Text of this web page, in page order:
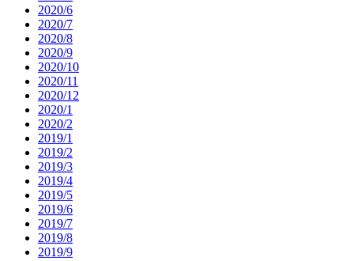
2020/6
2020/7
2020/8
2020/9
2020/10
2020/11
2020/12
2020/1
2020/2
2019/1
2019/2
2019/3
2019/4
2019/5
2019/6
2019/7
2019/8
2019/9